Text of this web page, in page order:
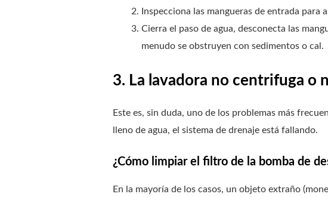
Inspecciona las mangueras de entrada para
Cierra el paso de agua, desconecta las
menudo se obstruyen con sedimentos o cal.
3. La lavadora no centrifuga o
Este es, sin duda, uno de los problemas más
lleno de agua, el sistema de drenaje está fallando.
¿Cómo limpiar el filtro de la bomba de
En la mayoría de los casos, un objeto extraño